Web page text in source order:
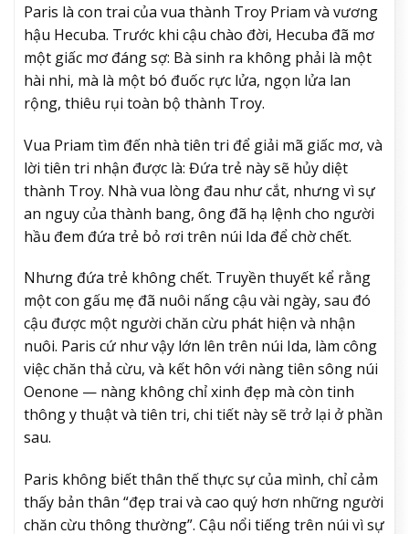
Paris là con trai của vua thành Troy Priam và vương
hậu Hecuba. Trước khi cậu chào đời, Hecuba đã mơ
một giấc mơ đáng sợ: Bà sinh ra không phải là một
hài nhi, mà là một bó đuốc rực lửa, ngọn lửa lan
rộng, thiêu rụi toàn bộ thành Troy.
Vua Priam tìm đến nhà tiên tri để giải mã giấc mơ, và
lời tiên tri nhận được là: Đứa trẻ này sẽ hủy diệt
thành Troy. Nhà vua lòng đau như cắt, nhưng vì sự
an nguy của thành bang, ông đã hạ lệnh cho người
hầu đem đứa trẻ bỏ rơi trên núi Ida để chờ chết.
Nhưng đứa trẻ không chết. Truyền thuyết kể rằng
một con gấu mẹ đã nuôi nấng cậu vài ngày, sau đó
cậu được một người chăn cừu phát hiện và nhận
nuôi. Paris cứ như vậy lớn lên trên núi Ida, làm công
việc chăn thả cừu, và kết hôn với nàng tiên sông núi
Oenone — nàng không chỉ xinh đẹp mà còn tinh
thông y thuật và tiên tri, chi tiết này sẽ trở lại ở phần
sau.
Paris không biết thân thế thực sự của mình, chỉ cảm
thấy bản thân “đẹp trai và cao quý hơn những người
chăn cừu thông thường”. Cậu nổi tiếng trên núi vì sự